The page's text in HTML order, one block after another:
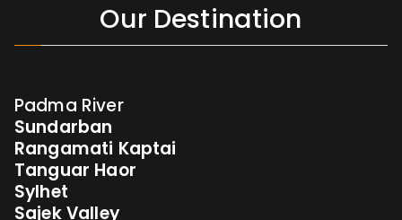
Our Destination
Padma River
Sundarban
Rangamati Kaptai
Tanguar Haor
Sylhet
Sajek Valley